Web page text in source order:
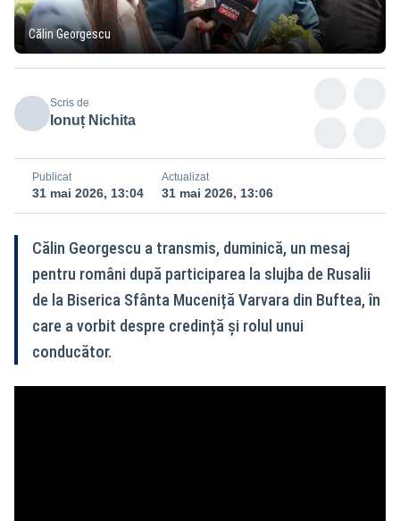
Călin Georgescu
Scris de
Ionuț Nichita
Publicat
31 mai 2026, 13:04
Actualizat
31 mai 2026, 13:06
Călin Georgescu a transmis, duminică, un mesaj
pentru români după participarea la slujba de Rusalii
de la Biserica Sfânta Muceniță Varvara din Buftea, în
care a vorbit despre credință și rolul unui
conducător.